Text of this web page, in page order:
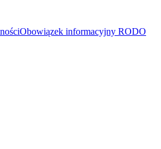
Obowiązek informacyjny RODO